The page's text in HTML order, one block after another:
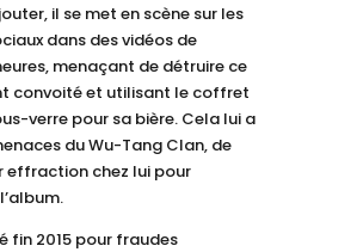
il se met en scène sur les
dans des vidéos de
menaçant de détruire ce
convoité et utilisant le coffret
verre pour sa bière. Cela lui a
du Wu-Tang Clan, de
effraction chez lui pour
fin 2015 pour fraudes